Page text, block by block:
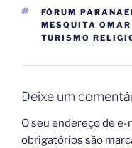
TAGS
FÓRUM
MESQUITA
TURISMO
Deixe um
O seu endereço de
obrigatórios são